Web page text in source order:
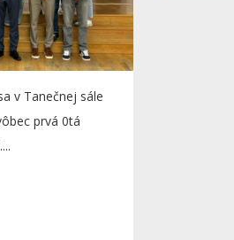
v Tanečnej sále
prvá 0tá